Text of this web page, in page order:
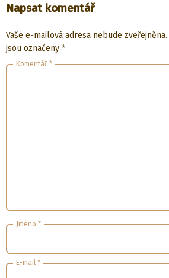
Napsat komentář
Vaše e-mailová adresa nebude zveřejněna.
jsou označeny *
Komentář *
Jméno *
E-mail *